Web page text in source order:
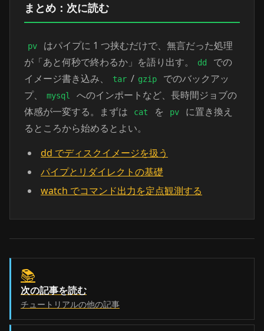
まとめ：次に読む
pv
はパイプに 1 つ挟むだけで、無言だった処理
が「あと何秒で終わるか」を語り出す。
dd
での
イメージ書き込み、
tar / gzip
でのバックアッ
プ、
mysql
へのインポートなど、長時間ジョブの
体感が一変する。まずは
cat を pv
に置き換え
るところから始めるとよい。
dd でディスクイメージを扱う
パイプとリダイレクトの基礎
watch でコマンド出力を定点観測する
📚
次の記事を読む
チュートリアルの他の記事